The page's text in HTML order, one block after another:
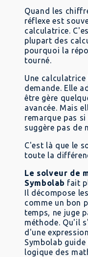
Quand les
réflexe est
calculatrice.
plupart des
pourquoi la
tourné.
Une
demande. Elle
être gère
avancée. Mais
remarque pas
suggère pas de
C'est là que le
toute la
Le solveur de
Symbolab fait
Il décompose
comme un bon
temps, ne juge
méthode. Qu'il
d'une
Symbolab
logique des